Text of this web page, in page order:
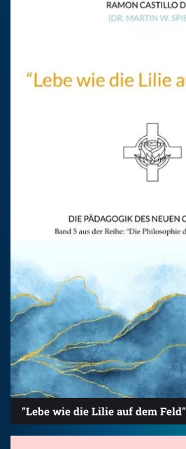
"Lebe wie die Lilie auf dem Feld"